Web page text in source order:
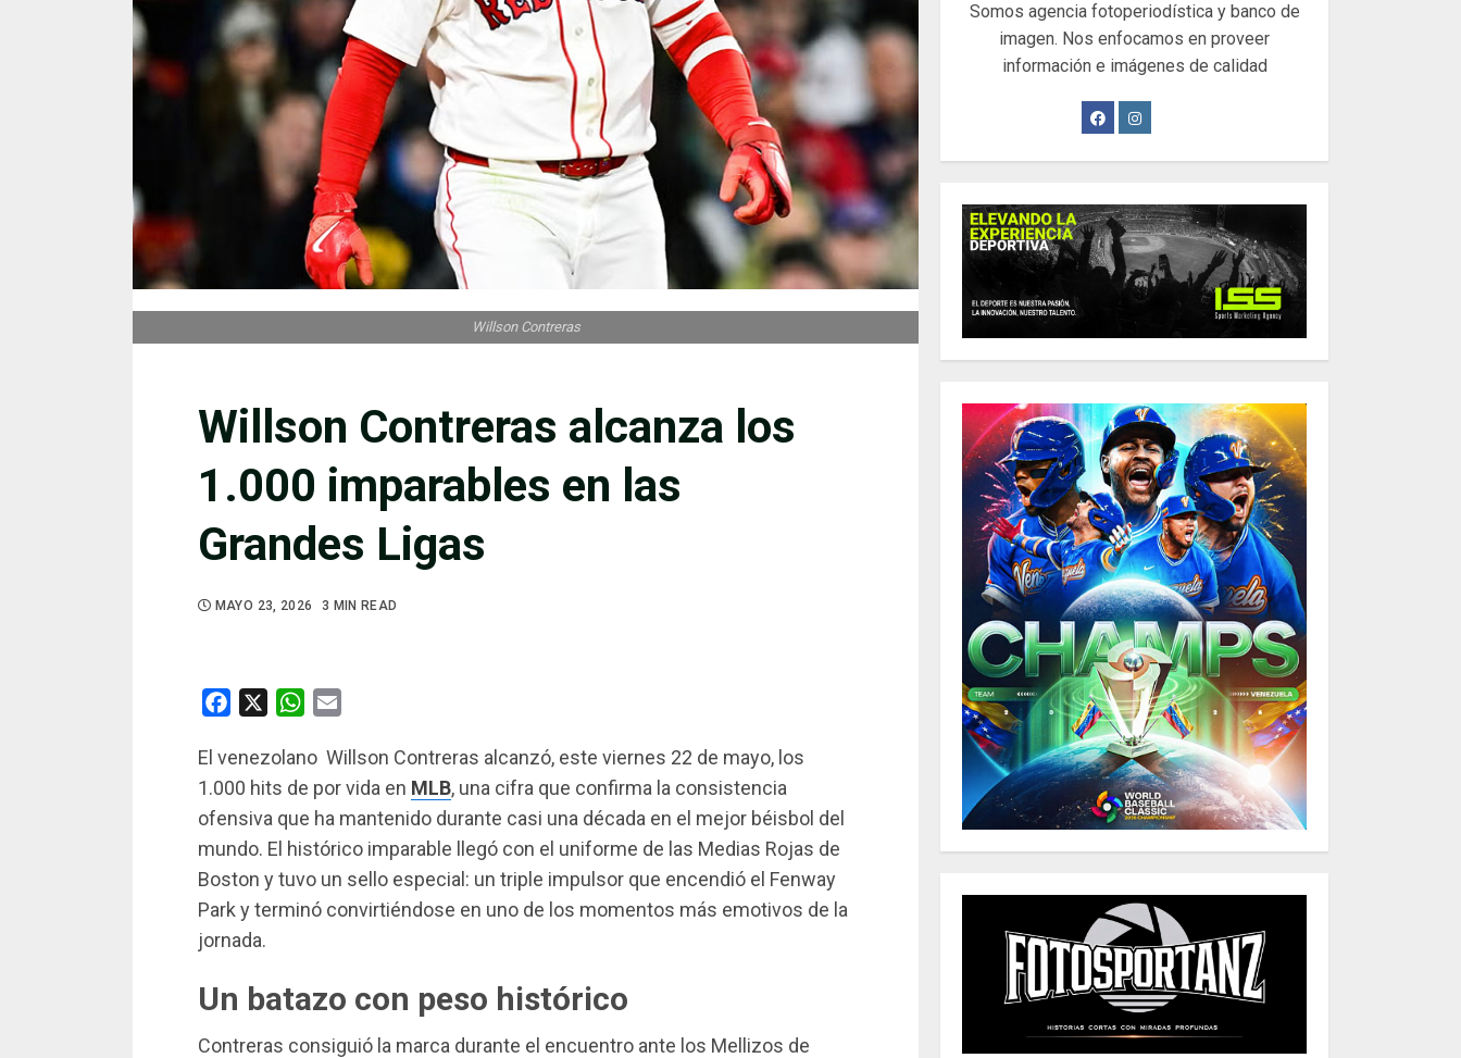
Willson Contreras alcanza los
1.000 imparables en las
Grandes Ligas
MAYO 23, 2026 3 MIN READ
Willson Contreras
Facebook WhatsApp
El venezolano Willson Contreras alcanzó, este viernes 22 de mayo, los
1.000 hits de por vida en MLB, una cifra que confirma la consistencia
ofensiva que ha mantenido durante casi una década en el mejor béisbol del
mundo. El histórico imparable llegó con el uniforme de las Medias Rojas de
Boston y tuvo un sello especial: un triple impulsor que encendió el Fenway
Park y terminó convirtiéndose en uno de los momentos más emotivos de la
jornada.
Un batazo con peso histórico
Contreras consiguió la marca durante el encuentro ante los Mellizos de
Somos agencia fotoperiodística y banco de
imagen. Nos enfocamos en proveer
información e imágenes de calidad